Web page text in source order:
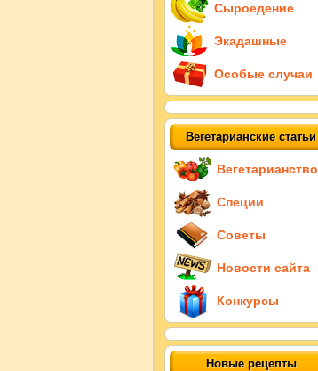
Сыроедение
Экадашные
Особые случаи
Вегетарианские статьи
Вегетарианство
Специи
Советы
Новости сайта
Конкурсы
Новые рецепты